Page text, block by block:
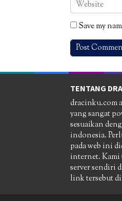
Save my
TENTANG
dracinku.com
yang sangat
sesuaikan
indonesia.
pada web ini
internet. Kami
server sendiri
link tersebut